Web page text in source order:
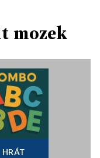
mozek
HRÁT